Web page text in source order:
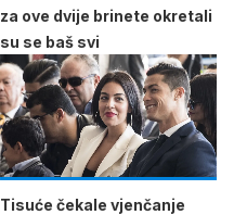
za ove dvije brinete okretali
su se baš svi
Tisuće čekale vjenčanje